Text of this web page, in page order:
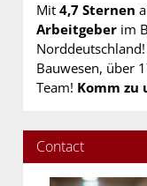
Mit4,7 Sternen
Arbeitgeber im
Bauwesen, über
Team! Komm zu
Contact